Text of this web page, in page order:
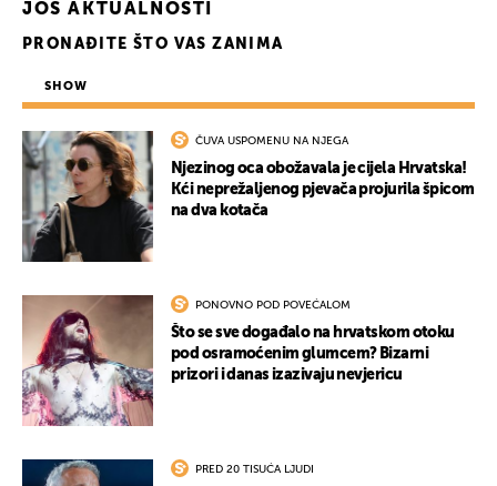
JOŠ AKTUALNOSTI
PRONAĐITE ŠTO VAS ZANIMA
SHOW
ČUVA USPOMENU NA NJEGA
Njezinog oca obožavala je cijela Hrvatska!
Kći neprežaljenog pjevača projurila špicom
na dva kotača
PONOVNO POD POVEĆALOM
Što se sve događalo na hrvatskom otoku
pod osramoćenim glumcem? Bizarni
prizori i danas izazivaju nevjericu
PRED 20 TISUĆA LJUDI